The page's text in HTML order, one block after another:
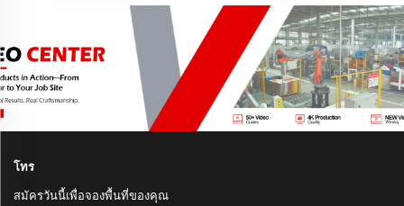
โทร
สมัครวันนี้เพื่อจองพื้นที่ของคุณ